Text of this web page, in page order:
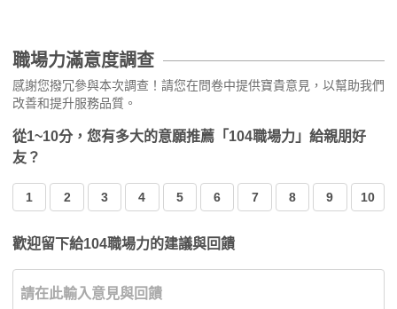
職場力滿意度調查
感謝您撥冗參與本次調查！請您在問卷中提供寶貴意見，以幫助我們
改善和提升服務品質。
從1~10分，您有多大的意願推薦「104職場力」給親朋好
友？
1 2 3 4 5 6 7 8 9 10
歡迎留下給104職場力的建議與回饋